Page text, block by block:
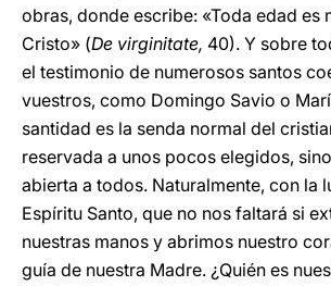
obras, donde escribe: «Toda edad es
Cristo» (De virginitate, 40). Y sobre
el testimonio de numerosos santos
vuestros, como Domingo Savio o
santidad es la senda normal del
reservada a unos pocos elegidos,
abierta a todos. Naturalmente, con la
Espíritu Santo, que no nos faltará si
nuestras manos y abrimos nuestro
guía de nuestra Madre. ¿Quién es